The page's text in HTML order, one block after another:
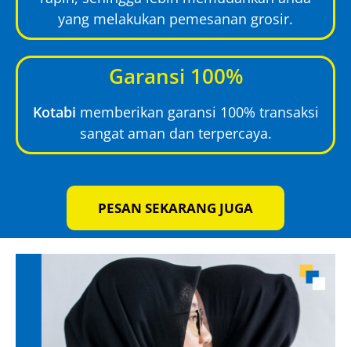
yang melakukan pemesanan grosir.
Garansi 100%
Kotabi memberikan garansi 100% transaksi
sangat aman dan terpercaya.
PESAN SEKARANG JUGA